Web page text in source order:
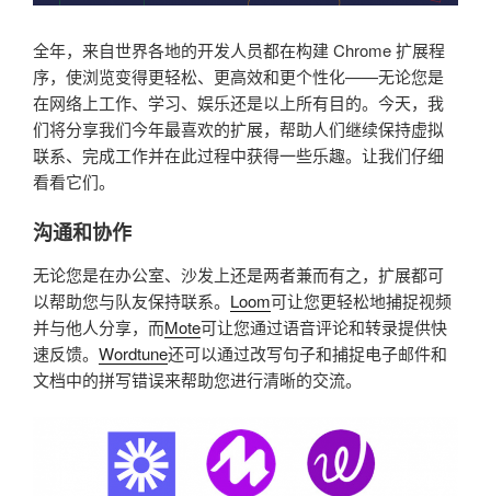
全年，来自世界各地的开发人员都在构建 Chrome 扩展程
序，使浏览变得更轻松、更高效和更个性化——无论您是
在网络上工作、学习、娱乐还是以上所有目的。今天，我
们将分享我们今年最喜欢的扩展，帮助人们继续保持虚拟
联系、完成工作并在此过程中获得一些乐趣。让我们仔细
看看它们。
沟通和协作
无论您是在办公室、沙发上还是两者兼而有之，扩展都可
以帮助您与队友保持联系。 Loom可让您更轻松地捕捉视频
并与他人分享，而Mote可让您通过语音评论和转录提供快
速反馈。 Wordtune还可以通过改写句子和捕捉电子邮件和
文档中的拼写错误来帮助您进行清晰的交流。